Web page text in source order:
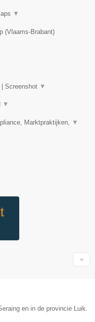
▼
(Vlaams-Brabant)
Screenshot ▼
▼
Marktpraktijken, ▼
en in de provincie Luik.